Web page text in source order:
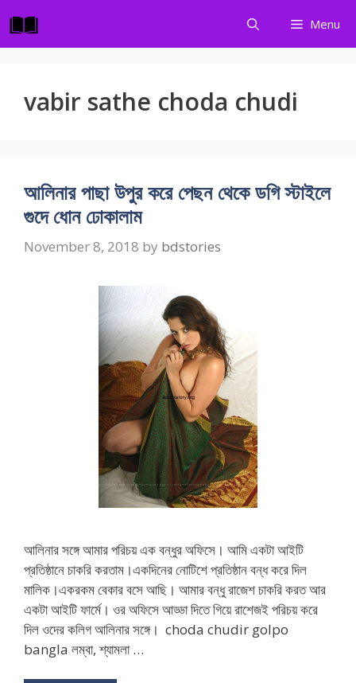
to
content
Menu
vabir sathe choda chudi
আলিনার পাছা উপুর করে পেছন থেকে ডগি স্টাইলে
গুদে ধোন ঢোকালাম
November 8, 2018 by bdstories
আলিনার সঙ্গে আমার পরিচয় এক বন্ধুর অফিসে। আমি একটা আইটি
প্রতিষ্ঠানে চাকরি করতাম।একদিনের নোটিশে প্রতিষ্ঠান বন্ধ করে দিল
মালিক।একরকম বেকার বসে আছি। আমার বন্ধু রাজেশ চাকরি করত আর
একটা আইটি ফার্মে। ওর অফিসে আড্ডা দিতে গিয়ে রাশেজই পরিচয় করে
দিল ওদের কলিগ আলিনার সঙ্গে। choda chudir golpo
bangla লম্বা, শ্যামলা …